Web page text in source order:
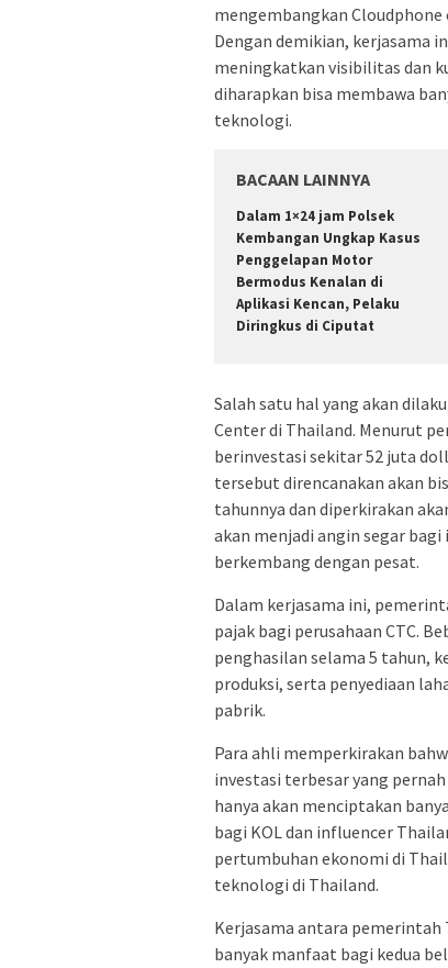
mengembangkan
Dengan demikian, kerjasama
meningkatkan visibilitas dan
diharapkan bisa membawa
teknologi.
BACAAN LAINNYA
Dalam 1×24 jam Polsek
Kembangan Ungkap Kasus
Penggelapan Motor
Bermodus Kenalan di
Aplikasi Kencan, Pelaku
Diringkus di Ciputat
Salah satu hal yang akan
Center di Thailand. Menurut
berinvestasi sekitar 52 juta
tersebut direncanakan akan
tahunnya dan diperkirakan
akan menjadi angin segar
berkembang dengan pesat.
Dalam kerjasama ini,
pajak bagi perusahaan CTC.
penghasilan selama 5 tahun,
produksi, serta penyediaan
pabrik.
Para ahli memperkirakan
investasi terbesar yang
hanya akan menciptakan
bagi KOL dan influencer
pertumbuhan ekonomi di
teknologi di Thailand.
Kerjasama antara pemerintah
banyak manfaat bagi kedua